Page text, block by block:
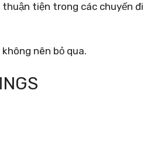
tiện trong các chuyến đi
nên bỏ qua.